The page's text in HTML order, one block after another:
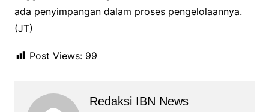
ada penyimpangan dalam proses pengelolaannya.
(JT)
Post Views: 99
Redaksi IBN News